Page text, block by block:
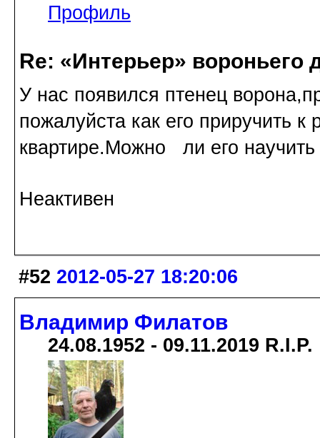
Профиль
Re: «Интерьер» вороньего
У нас появился птенец
пожалуйста как его приручить к
квартире.Можно ли его научить
Неактивен
#52 2012-05-27 18:20:06
Владимир Филатов
24.08.1952 - 09.11.2019 R.I.P.